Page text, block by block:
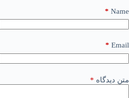
Name
*
Email
*
متن دیدگاه *